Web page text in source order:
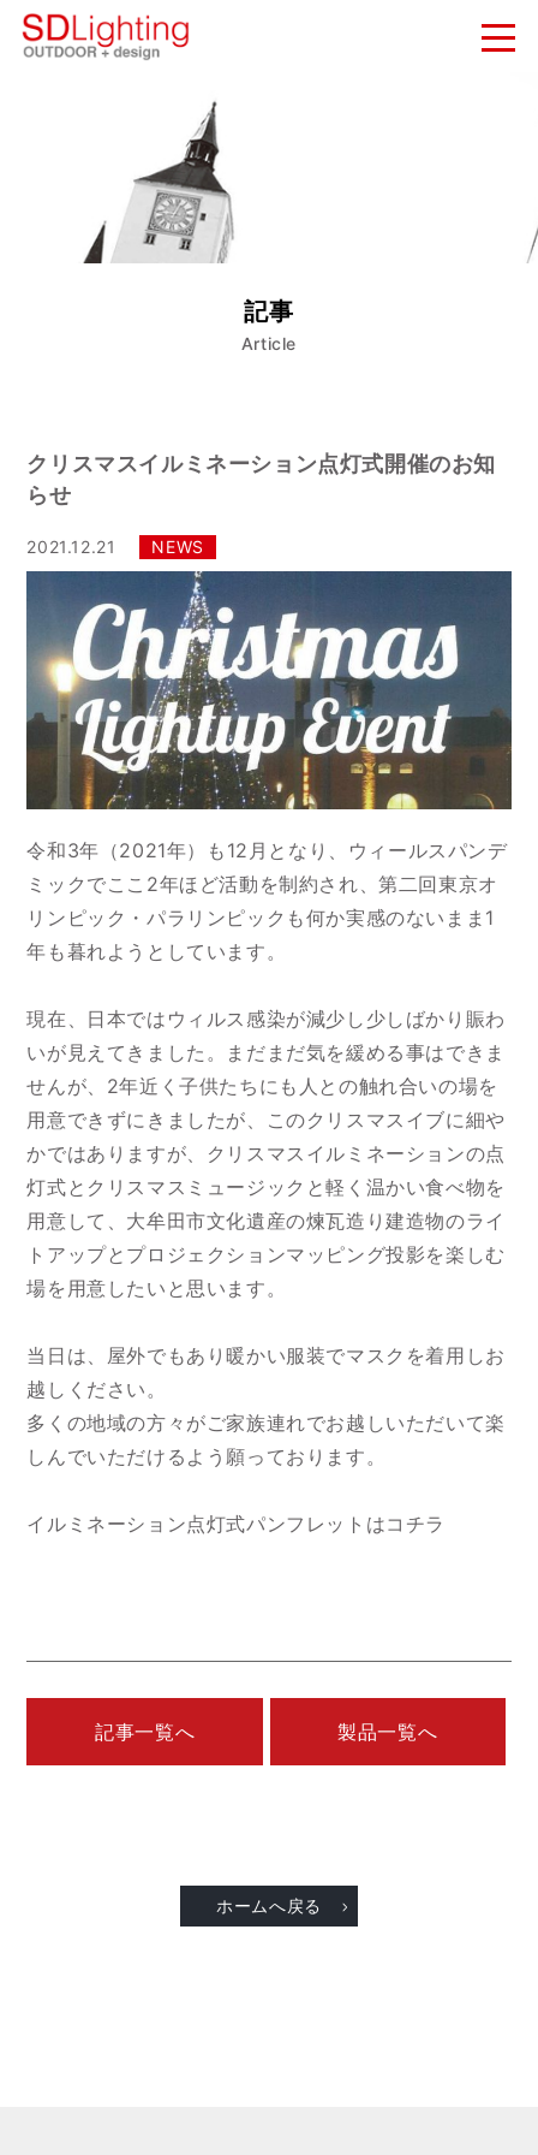
納入実績
会社概要
COMPANY
記事
Article
クリスマスイルミネーション点灯式開催のお知
らせ
2021.12.21 NEWS
令和3年（2021年）も12月となり、ウィールスパンデ
ミックでここ2年ほど活動を制約され、第二回東京オ
リンピック・パラリンピックも何か実感のないまま1
年も暮れようとしています。
現在、日本ではウィルス感染が減少し少しばかり賑わ
いが見えてきました。まだまだ気を緩める事はできま
せんが、2年近く子供たちにも人との触れ合いの場を
用意できずにきましたが、このクリスマスイブに細や
かではありますが、クリスマスイルミネーションの点
灯式とクリスマスミュージックと軽く温かい食べ物を
用意して、大牟田市文化遺産の煉瓦造り建造物のライ
トアップとプロジェクションマッピング投影を楽しむ
場を用意したいと思います。
当日は、屋外でもあり暖かい服装でマスクを着用しお
越しください。
多くの地域の方々がご家族連れでお越しいただいて楽
しんでいただけるよう願っております。
イルミネーション点灯式パンフレットはコチラ
記事一覧へ 製品一覧へ
ホームへ戻る